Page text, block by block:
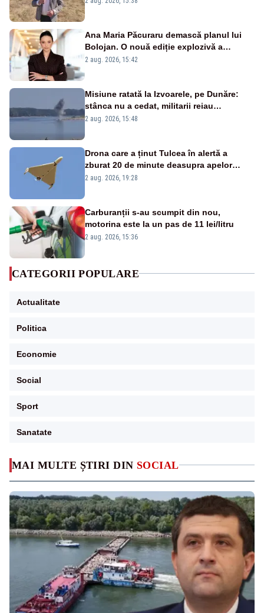
MAI MULTE ȘTIRI DIN SOCIAL
Ana Maria Păcuraru demască planul lui
Bolojan. O nouă ediție explozivă a
emisiunii „Miza Zilei” la Realitatea PLUS
2 aug. 2026, 15:42
Misiune ratată la Izvoarele, pe Dunăre:
stânca nu a cedat, militarii reiau
detonările luni – VIDEO
2 aug. 2026, 15:48
Drona care a ținut Tulcea în alertă a
zburat 20 de minute deasupra apelor
României. Au fost ridicate două F-16
2 aug. 2026, 19:28
Carburanții s-au scumpit din nou,
motorina este la un pas de 11 lei/litru
2 aug. 2026, 15:36
CATEGORII POPULARE
Actualitate
Politica
Economie
Social
Sport
Sanatate